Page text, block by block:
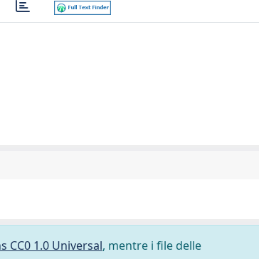
CC0 1.0 Universal, mentre i file delle